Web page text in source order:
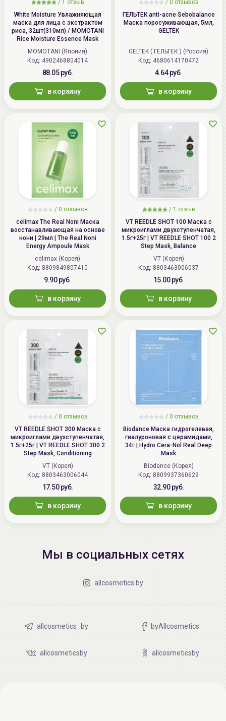
/ 1 отзыв
White Moisture Увлажняющая
маска для лица с экстрактом
риса, 32шт(310мл) / MOMOTANI
Rice Moisture Essence Mask
MOMOTANI (Япония)
Код: 4902468804014
88.05 руб.
в корзину
/ 0 отзывов
ГЕЛЬТЕК anti-acne Sebobalance
Маска поросуживающая, 5мл,
GELTEK
GELTEK ( ГЕЛЬТЕК ) (Россия)
Код: 4680614170472
4.64 руб.
в корзину
/ 0 отзывов
celimax The Real Noni Маска
восстанавливающая на основе
нони | 29мл | The Real Noni
Energy Ampoule Mask
celimax (Корея)
Код: 8809849807410
9.90 руб.
в корзину
/ 1 отзыв
VT REEDLE SHOT 100 Маска с
микроиглами двухступенчатая,
1.5г+25г | VT REEDLE SHOT 100 2
Step Mask, Balance
VT (Корея)
Код: 8803463006037
15.00 руб.
в корзину
/ 0 отзывов
VT REEDLE SHOT 300 Маска с
микроиглами двухступенчатая,
1.5г+25г | VT REEDLE SHOT 300 2
Step Mask, Conditioning
VT (Корея)
Код: 8803463006044
17.50 руб.
в корзину
/ 0 отзывов
Biodance Маска гидрогелевая,
гиалуроновая с церамидами,
34г | Hydro Cera-Nol Real Deep
Mask
Biodance (Корея)
Код: 8809937360629
32.90 руб.
в корзину
Мы в социальных сетях
allcosmetics.by
allcosmetics_by byAllcosmetics
allcosmeticsby allcosmeticsby